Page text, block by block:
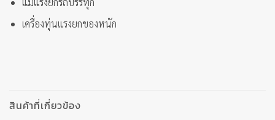
เครื่องทุ่นแรงยกของหนัก
สินค้าที่เกี่ยวข้อง